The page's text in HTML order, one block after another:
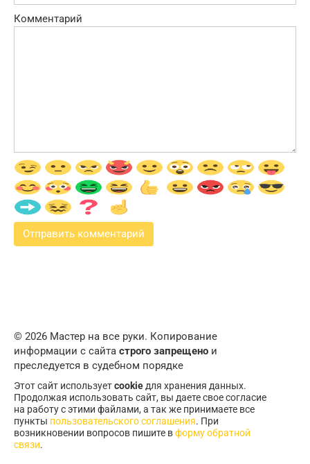
Комментарий
© 2026 Мастер на все руки. Копирование
информации с сайта строго запрещено и
преследуется в судебном порядке
Этот сайт используетcookie для хранения данных.
Продолжая использовать сайт, вы даете свое согласие
на работу с этими файлами, а так же принимаете все
пункты пользовательского соглашения. При
возникновении вопросов пишите вформу обратной
связи.